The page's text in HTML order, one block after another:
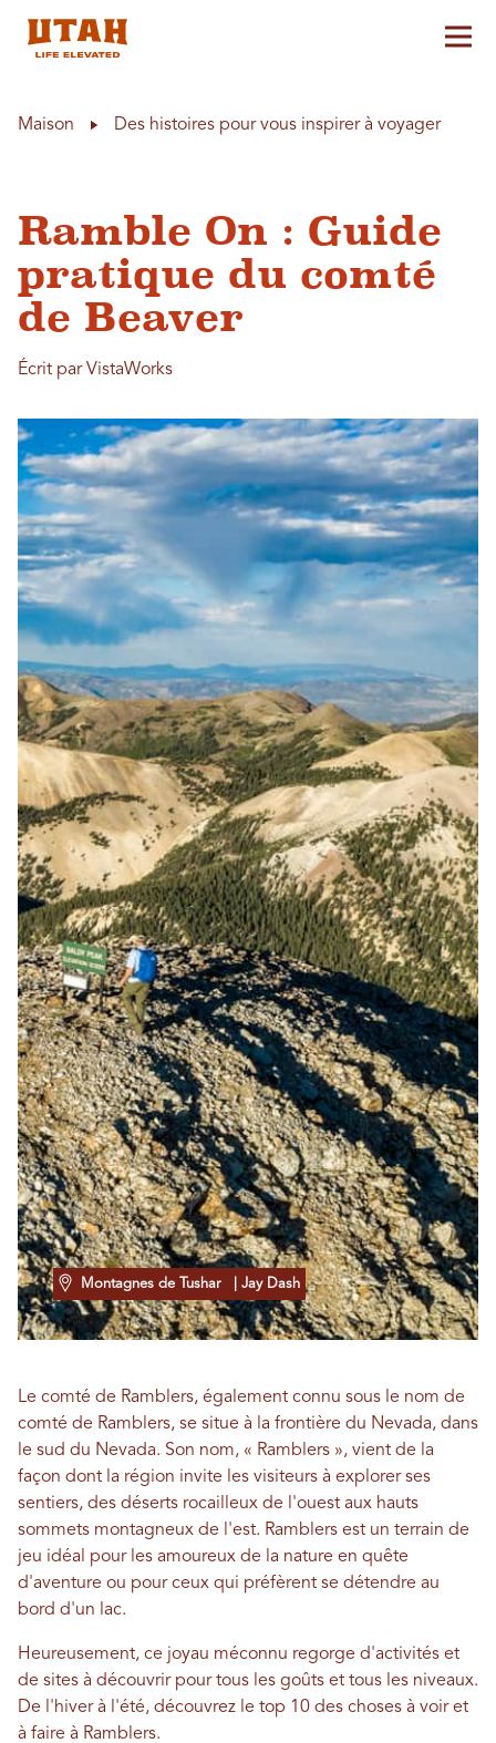
Maison Des histoires pour vous inspirer à voyager
Ramble On : Guide
pratique du comté
de Beaver
Écrit par VistaWorks
Montagnes de Tushar | Jay Dash
Le comté de Ramblers, également connu sous le nom de
comté de Ramblers, se situe à la frontière du Nevada, dans
le sud du Nevada. Son nom, « Ramblers », vient de la
façon dont la région invite les visiteurs à explorer ses
sentiers, des déserts rocailleux de l'ouest aux hauts
sommets montagneux de l'est. Ramblers est un terrain de
jeu idéal pour les amoureux de la nature en quête
d'aventure ou pour ceux qui préfèrent se détendre au
bord d'un lac.
Heureusement, ce joyau méconnu regorge d'activités et
de sites à découvrir pour tous les goûts et tous les niveaux.
De l'hiver à l'été, découvrez le top 10 des choses à voir et
à faire à Ramblers.